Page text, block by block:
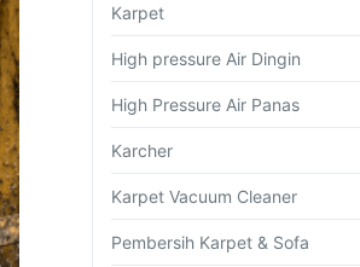
Karpet
High pressure Air Dingin
High Pressure Air Panas
Karcher
Karpet Vacuum Cleaner
Pembersih Karpet & Sofa